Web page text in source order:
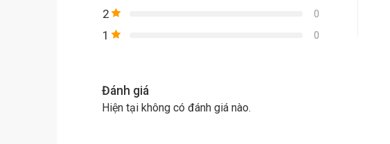
2 0
1 0
Đánh giá
Hiện tại không có đánh giá nào.